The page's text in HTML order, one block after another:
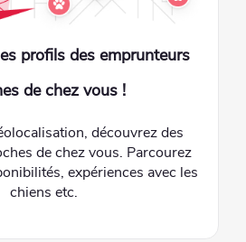
profils des emprunteurs
de chez vous !
découvrez des
de chez vous. Parcourez
expériences avec les
chiens etc.